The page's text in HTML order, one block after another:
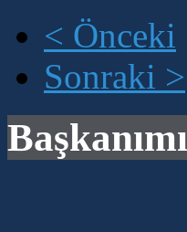
< Önceki
Sonraki >